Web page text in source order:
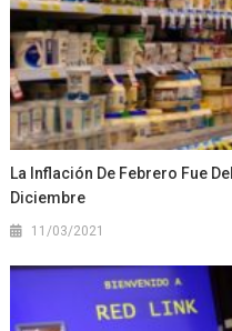
La Inflación De Febrero Fue
Diciembre
11/03/2021